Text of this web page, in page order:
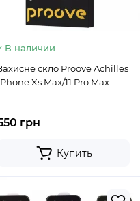
В наличии
скло Proove Achilles
Xs Max/11 Pro Max
грн
Купить